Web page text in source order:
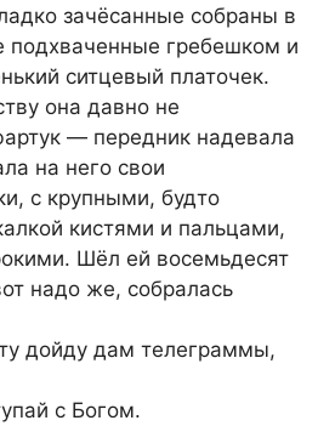
зачёсанные собраны в
подхваченные гребешком и
ситцевый платочек.
она давно не
— передник надевала
на него свои
с крупными, будто
кистями и пальцами,
Шёл ей восемьдесят
надо же, собралась
дойду дам телеграммы,
с Богом.